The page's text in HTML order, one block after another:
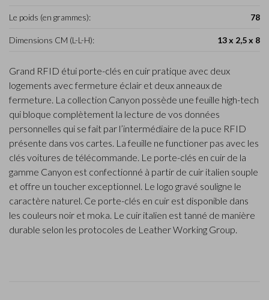
Le poids (en grammes): 78
Dimensions CM (L-L-H): 13 x 2,5 x 8
Grand RFID étui porte-clés en cuir pratique avec deux
logements avec fermeture éclair et deux anneaux de
fermeture. La collection Canyon possède une feuille high-tech
qui bloque complètement la lecture de vos données
personnelles qui se fait par l’intermédiaire de la puce RFID
présente dans vos cartes. La feuille ne functioner pas avec les
clés voitures de télécommande. Le porte-clés en cuir de la
gamme Canyon est confectionné à partir de cuir italien souple
et offre un toucher exceptionnel. Le logo gravé souligne le
caractère naturel. Ce porte-clés en cuir est disponible dans
les couleurs noir et moka. Le cuir italien est tanné de manière
durable selon les protocoles de Leather Working Group.